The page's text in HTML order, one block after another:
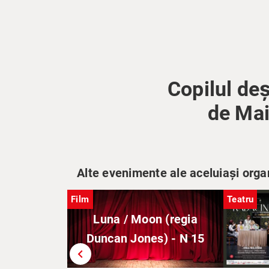
Copilul
de
Alte evenimente ale aceluiași
chevron_left
Film
Luna / Moon (regia
Duncan Jones) - N 15
Teatru